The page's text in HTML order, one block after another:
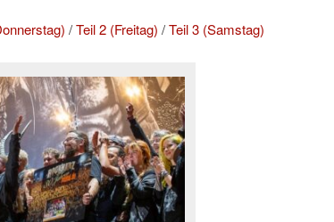
/Teil 2 (Freitag) /Teil 3 (Samstag)